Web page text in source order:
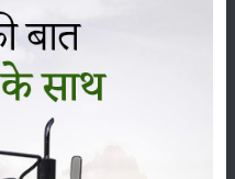
Streptomycin 500 ppm का
Blue mold)
हैं जो हल्के भूरे, पानी जैसे सड़न
सड़न फैलती है और छिलका सिकुड़